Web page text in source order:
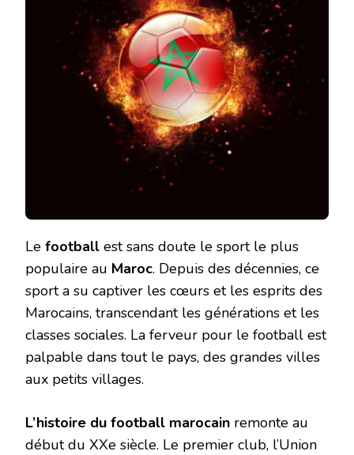
Le football est sans doute le sport le plus
populaire au Maroc. Depuis des décennies, ce
sport a su captiver les cœurs et les esprits des
Marocains, transcendant les générations et les
classes sociales. La ferveur pour le football est
palpable dans tout le pays, des grandes villes
aux petits villages.
L’histoire du football marocain remonte au
début du XXe siècle. Le premier club, l’Union